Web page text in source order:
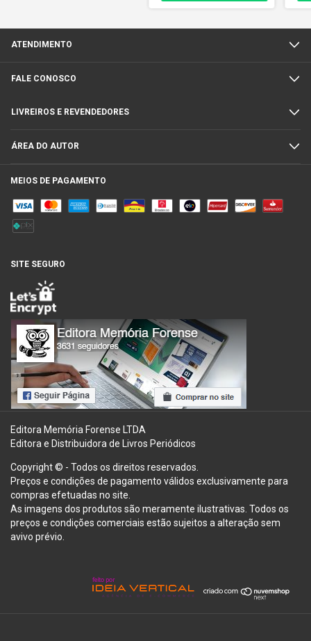
ATENDIMENTO
FALE CONOSCO
LIVREIROS E REVENDEDORES
ÁREA DO AUTOR
MEIOS DE PAGAMENTO
SITE SEGURO
Editora Memória Forense LTDA
Editora e Distribuidora de Livros Periódicos
Copyright © - Todos os direitos reservados.
Preços e condições de pagamento válidos exclusivamente para
compras efetuadas no site.
As imagens dos produtos são meramente ilustrativas. Todos os
preços e condições comerciais estão sujeitos a alteração sem
avivo prévio.